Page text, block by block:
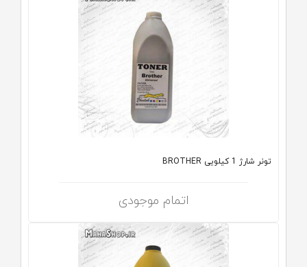
تونر شارژ 1 کیلویی BROTHER
اتمام موجودی